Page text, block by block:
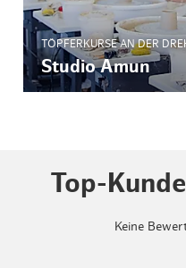
TÖPFERKURSE AN DER
Studio Amun
Top-
Keine